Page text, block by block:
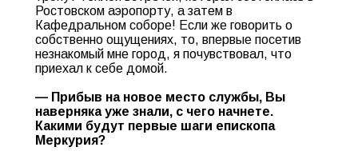
Ростовском аэропорту, а затем в
Кафедральном соборе! Если же говорить о
собственно ощущениях, то, впервые посетив
незнакомый мне город, я почувствовал, что
приехал к себе домой.
— Прибыв на новое место службы, Вы
наверняка уже знали, с чего начнете.
Какими будут первые шаги епископа
Меркурия?